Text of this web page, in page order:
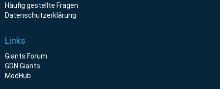
Häufig gestellte Fragen
Datenschutzerklärung
Links
Giants Forum
GDN Giants
ModHub